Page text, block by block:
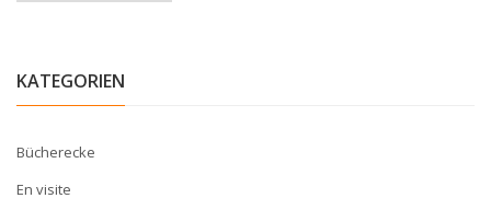
KATEGORIEN
Bücherecke
En visite